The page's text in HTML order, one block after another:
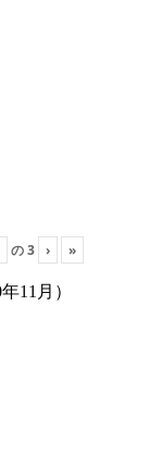
の3 › »
11月）